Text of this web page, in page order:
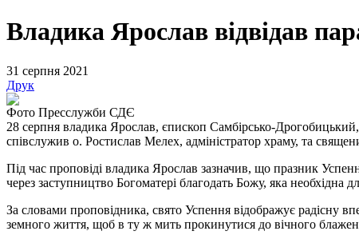
Владика Ярослав відвідав
31 серпня 2021
Друк
Фото Пресслужби СДЄ
28 серпня владика Ярослав, єпископ Самбірсько-
співслужив о. Ростислав Мелех, адміністратор храму, та
Під час проповіді владика Ярослав зазначив, що празник
через заступництво Богоматері благодать Божу, яка необхідна
За словами проповідника, свято Успення відображує радісну
земного життя, щоб в ту ж мить прокинутися до вічного